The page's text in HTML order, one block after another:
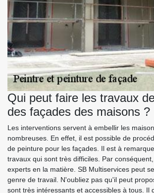
Qui peut faire les travaux
des façades des maisons ?
Les interventions servent à embellir les
nombreuses. En effet, il est possible de
de peinture pour les façades. Il est à
travaux qui sont très difficiles. Par
experts en la matière. SB Multiservices peut
genre de travail. N'oubliez pas qu'il peut
sont très intéressants et accessibles à tous. Il